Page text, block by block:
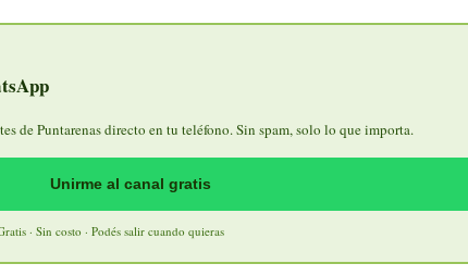
de Puntarenas directo en tu teléfono. Sin spam, solo lo que importa.
Unirme al canal gratis
· Sin costo · Podés salir cuando quieras